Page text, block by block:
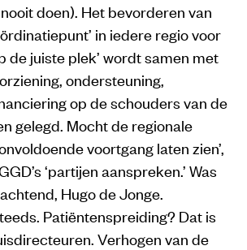
doen). Het bevorderen van
in iedere regio voor
de juiste plek’ wordt samen met
ondersteuning,
op de schouders van de
gelegd. Mocht de regionale
voortgang laten zien’,
‘partijen aanspreken.’ Was
Hugo de Jonge.
Patiëntenspreiding? Dat is
Verhogen van de